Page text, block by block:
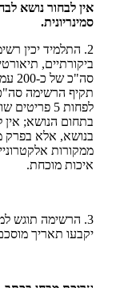
אין לבחור נושא
סמינריונית.
2. התלמיד יכין
ביקורתיים,
לפחות 5
בתחום הנושא;
בנושא, אלא בפרק
ממקורות
איכות מוכחת.
3. הרשימה תוגש
יקבעו תאריך